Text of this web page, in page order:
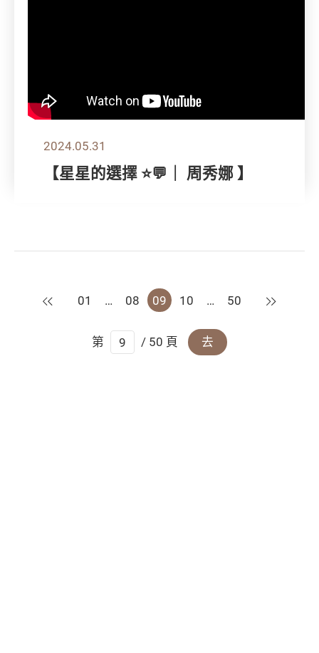
2024.05.31
【星星的選擇 ⭐💬｜ 周秀娜 】
上一頁
01 … 08 09 10 … 50 下一頁
第 / 50 頁 去